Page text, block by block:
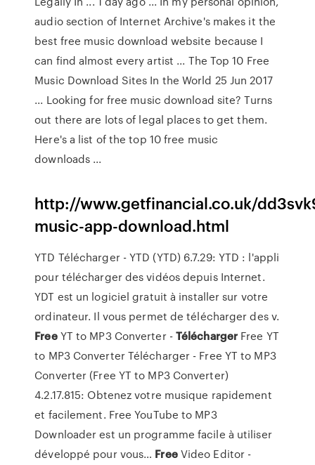
audio section of Internet Archive's makes it the
best free music download website because I
can find almost every artist ... The Top 10 Free
Music Download Sites In the World 25 Jun 2017
... Looking for free music download site? Turns
out there are lots of legal places to get them.
Here's a list of the top 10 free music
downloads ...
http://www.getfinancial.co.uk/
music-app-download.html
YTD Télécharger - YTD (YTD) 6.7.29: YTD : l'appli
pour télécharger des vidéos depuis Internet.
YDT est un logiciel gratuit à installer sur votre
ordinateur. Il vous permet de télécharger des v.
FreeYT to MP3 Converter -Télécharger Free YT
to MP3 Converter Télécharger - Free YT to MP3
Converter (Free YT to MP3 Converter)
4.2.17.815: Obtenez votre musique rapidement
et facilement. Free YouTube to MP3
Downloader est un programme facile à utiliser
développé pour vous… FreeVideo Editor -